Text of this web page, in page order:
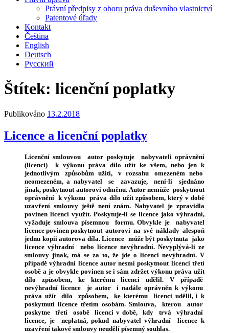
Právní předpisy z oboru práva duševního vlastnictví
Patentové úřady
Kontakt
Čeština
English
Deutsch
Русский
Štítek: licenční poplatky
Publikováno 13.2.2018
Licence a licenční poplatky
Licenční smlouvou autor poskytuje nabyvateli oprávnění
(licenci) k výkonu práva dílo užít ke všem, nebo jen k
jednotlivým způsobům užití, v rozsahu omezeném nebo
neomezeném, a nabyvatel se zavazuje, není-li sjednáno
jinak, poskytnout autorovi odměnu. Autor nemůže poskytnout
oprávnění k výkonu práva dílo užít způsobem, který v době
uzavření smlouvy ještě není znám. Nabyvatel je zpravidla
povinen licenci využít. Poskytuje-li se licence jako výhradní,
vyžaduje smlouva písemnou formu. Obvykle je nabyvatel
licence povinen poskytnout autorovi na své náklady alespoň
jednu kopii autorova díla. Licence může být poskytnuta jako
licence výhradní nebo licence nevýhradní. Nevyplývá-li ze
smlouvy jinak, má se za to, že jde o licenci nevýhradní. V
případě výhradní licence autor nesmí poskytnout licenci třetí
osobě a je obvykle povinen se i sám zdržet výkonu práva užít
dílo způsobem, ke kterému licenci udělil. V případě
nevýhradní licence je autor i nadále oprávněn k výkonu
práva užít dílo způsobem, ke kterému licenci udělil, i k
poskytnutí licence třetím osobám. Smlouva, kterou autor
poskytne třetí osobě licenci v době, kdy trvá výhradní
licence, je neplatná, pokud nabyvatel výhradní licence k
uzavření takové smlouvy neudělí písemný souhlas.